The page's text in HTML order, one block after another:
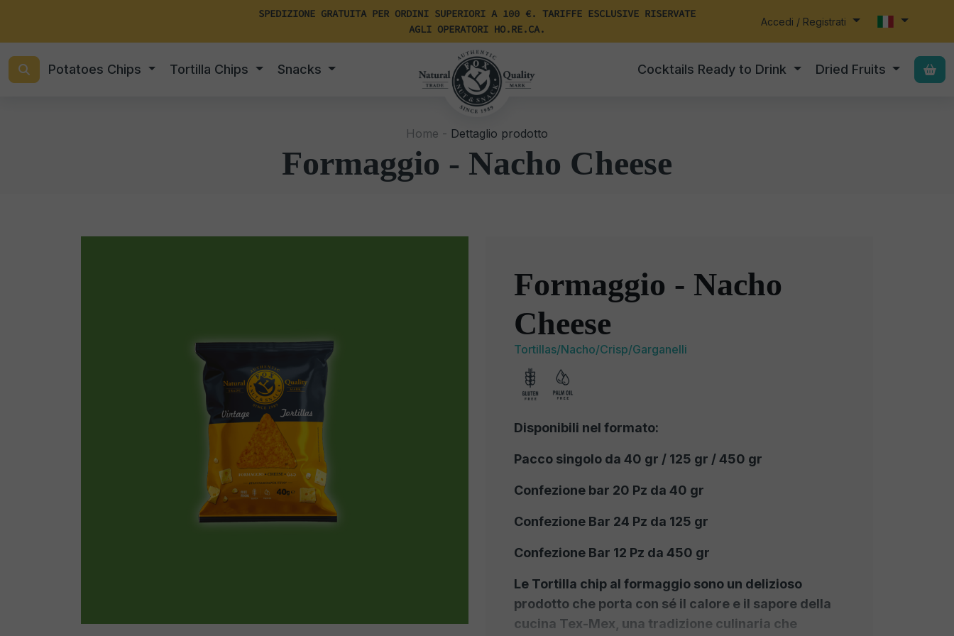
SPEDIZIONE GRATUITA PER ORDINI SUPERIORI A 100 €. TARIFFE ESCLUSIVE RISERVATE
AGLI OPERATORI HO.RE.CA.
Accedi / Registrati
Potatoes Chips Tortilla Chips Snacks Cocktails Ready to Drink Dried Fruits
Home - Dettaglio prodotto
Formaggio - Nacho Cheese
Formaggio - Nacho
Cheese
Tortillas/Nacho/Crisp/Garganelli
Disponibili nel formato:
Pacco singolo da 40 gr / 125 gr / 450 gr
Confezione bar 20 Pz da 40 gr
Confezione Bar 24 Pz da 125 gr
Confezione Bar 12 Pz da 450 gr
Le Tortilla chip al formaggio sono un delizioso
prodotto che porta con sé il calore e il sapore della
cucina Tex-Mex, una tradizione culinaria che